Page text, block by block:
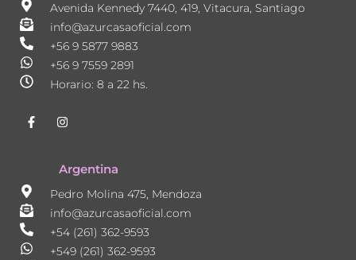
Avenida Kennedy 7440, 419, Vitacura, Santiago
info@azurcasaoficial.com
+56 9 5877 9883
+56 9 7559 2891
Horario: 8 a 22 hs.
F
a
o
-
I
n
a
g
a
m
Argentina
Pedro Molina 475, Mendoza
info@azurcasaoficial.com
+54 (261) 362-9593
+549 (261) 362-9593